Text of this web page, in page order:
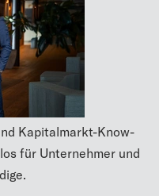
Kapitalmarkt-Know-
für Unternehmer und